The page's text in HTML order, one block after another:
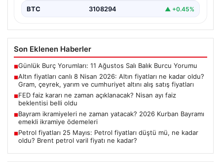
BTC 3108294 ▲ +0.45%
Son Eklenen Haberler
■Günlük Burç Yorumları: 11 Ağustos Salı Balık Burcu Yorumu
■Altın fiyatları canlı 8 Nisan 2026: Altın fiyatları ne kadar oldu?
Gram, çeyrek, yarım ve cumhuriyet altını alış satış fiyatları
■FED faiz kararı ne zaman açıklanacak? Nisan ayı faiz
beklentisi belli oldu
■Bayram ikramiyeleri ne zaman yatacak? 2026 Kurban Bayramı
emekli ikramiye ödemeleri
■Petrol fiyatları 25 Mayıs: Petrol fiyatları düştü mü, ne kadar
oldu? Brent petrol varil fiyatı ne kadar?